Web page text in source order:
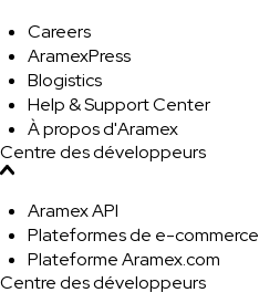
Careers
AramexPress
Blogistics
Help & Support Center
À propos d'Aramex
Centre des développeurs
Aramex API
Plateformes de e-commerce
Plateforme Aramex.com
Centre des développeurs